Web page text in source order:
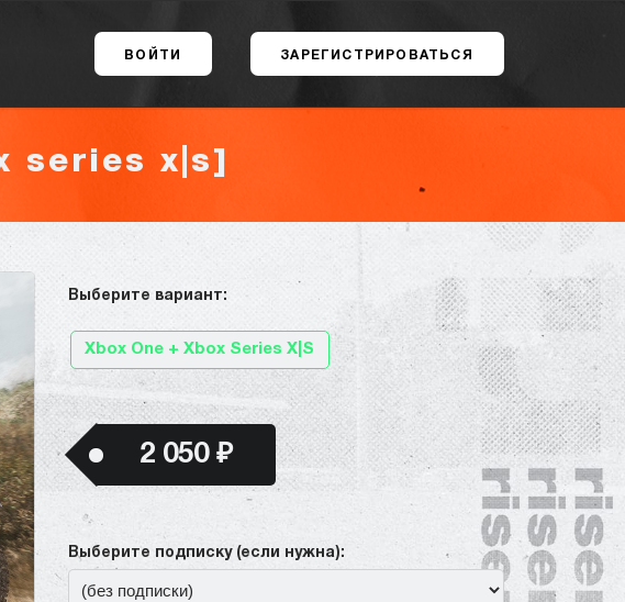
ВОЙТИ ЗАРЕГИСТРИРОВАТЬСЯ
series x|s]
Выберите вариант:
Xbox One + Xbox Series X|S
2 050 ₽
Выберите подписку (если нужна):